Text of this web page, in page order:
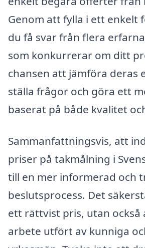
Genom att fylla i ett enkelt
du få svar från flera
som konkurrerar om ditt
chansen att jämföra deras
ställa frågor och göra ett
baserat på både kvalitet
Sammanfattningsvis, att
priser på takmålning i
till en mer informerad och
beslutsprocess. Det
ett rättvist pris, utan också
arbete utfört av kunniga